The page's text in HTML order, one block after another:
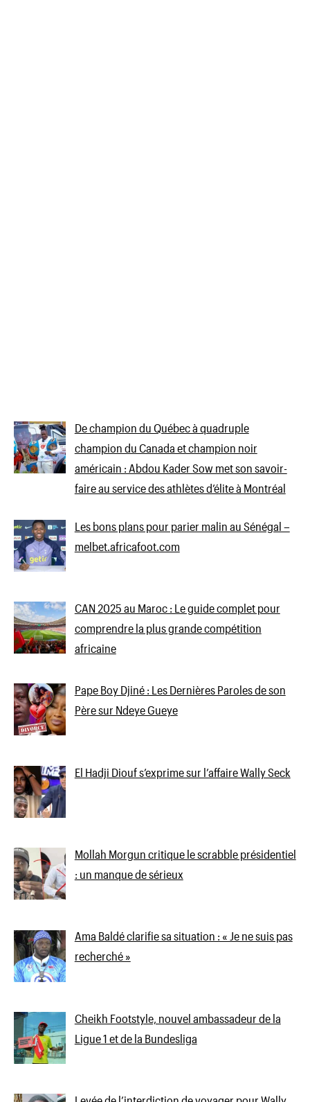
De champion du Québec à quadruple
champion du Canada et champion noir
américain : Abdou Kader Sow met son savoir-
faire au service des athlètes d’élite à Montréal
Les bons plans pour parier malin au Sénégal –
melbet.africafoot.com
CAN 2025 au Maroc : Le guide complet pour
comprendre la plus grande compétition
africaine
Pape Boy Djiné : Les Dernières Paroles de son
Père sur Ndeye Gueye
El Hadji Diouf s’exprime sur l’affaire Wally Seck
Mollah Morgun critique le scrabble présidentiel
: un manque de sérieux
Ama Baldé clarifie sa situation : « Je ne suis pas
recherché »
Cheikh Footstyle, nouvel ambassadeur de la
Ligue 1 et de la Bundesliga